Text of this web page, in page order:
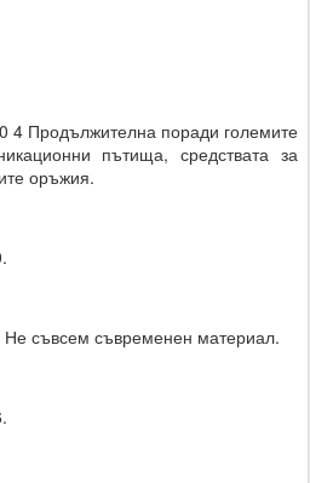
4 Продължителна поради големите
пътища, средствата за
оръжия.
Не съвсем съвременен материал.